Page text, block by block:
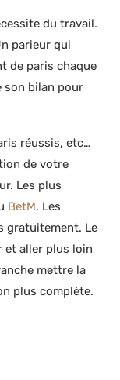
du travail.
parieur qui
de paris chaque
son bilan pour
réussis, etc…
de votre
Les plus
BetM. Les
gratuitement. Le
et aller plus loin
mettre la
plus complète.